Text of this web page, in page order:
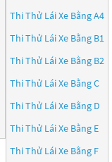
Thi Thử Lái Xe Bằng A4
Thi Thử Lái Xe Bằng B1
Thi Thử Lái Xe Bằng B2
Thi Thử Lái Xe Bằng C
Thi Thử Lái Xe Bằng D
Thi Thử Lái Xe Bằng E
Thi Thử Lái Xe Bằng F